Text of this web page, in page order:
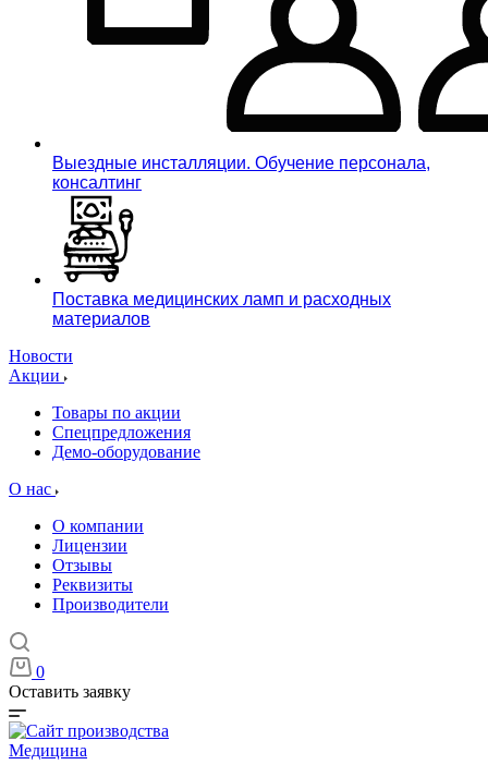
Выездные инсталляции. Обучение персонала,
консалтинг
Поставка медицинских ламп и расходных
материалов
Новости
Акции
Товары по акции
Спецпредложения
Демо-оборудование
О нас
О компании
Лицензии
Отзывы
Реквизиты
Производители
0
Оставить заявку
Медицина